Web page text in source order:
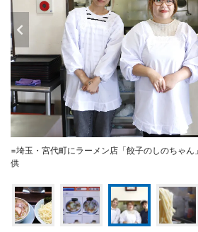
=埼玉・宮代町にラーメン店「餃子のしのちゃ
供